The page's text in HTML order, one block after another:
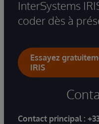
InterSystems
coder dès à
Essayez
IRIS
Contact principal :